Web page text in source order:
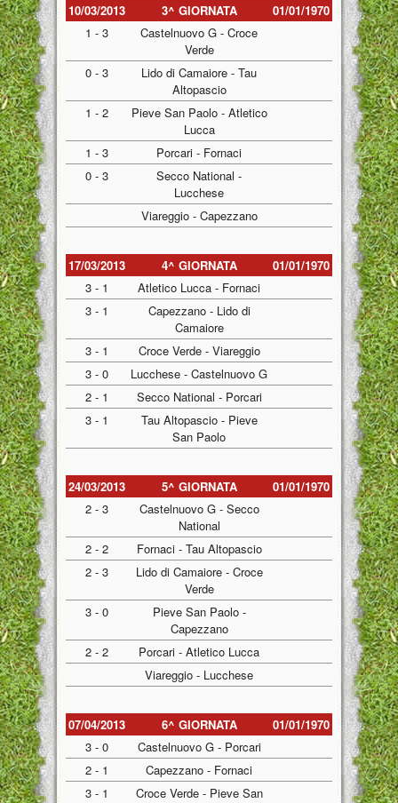
10/03/2013 3^ GIORNATA
01/01/1970
1 - 3
Castelnuovo G - Croce
Verde
0 - 3
Lido di Camaiore - Tau
Altopascio
1 - 2
Pieve San Paolo - Atletico
Lucca
1 - 3
Porcari - Fornaci
0 - 3
Secco National -
Lucchese
Viareggio - Capezzano
17/03/2013 4^ GIORNATA
01/01/1970
3 - 1
Atletico Lucca - Fornaci
3 - 1
Capezzano - Lido di
Camaiore
3 - 1
Croce Verde - Viareggio
3 - 0
Lucchese - Castelnuovo G
2 - 1
Secco National - Porcari
3 - 1
Tau Altopascio - Pieve
San Paolo
24/03/2013 5^ GIORNATA
01/01/1970
2 - 3
Castelnuovo G - Secco
National
2 - 2
Fornaci - Tau Altopascio
2 - 3
Lido di Camaiore - Croce
Verde
3 - 0
Pieve San Paolo -
Capezzano
2 - 2
Porcari - Atletico Lucca
Viareggio - Lucchese
07/04/2013 6^ GIORNATA
01/01/1970
3 - 0
Castelnuovo G - Porcari
2 - 1
Capezzano - Fornaci
3 - 1
Croce Verde - Pieve San